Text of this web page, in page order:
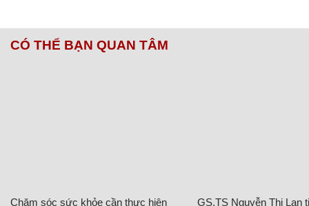
CÓ THỂ BẠN QUAN TÂM
Chăm sóc sức khỏe cần thực hiện
GS.TS Nguyễn Thị Lan